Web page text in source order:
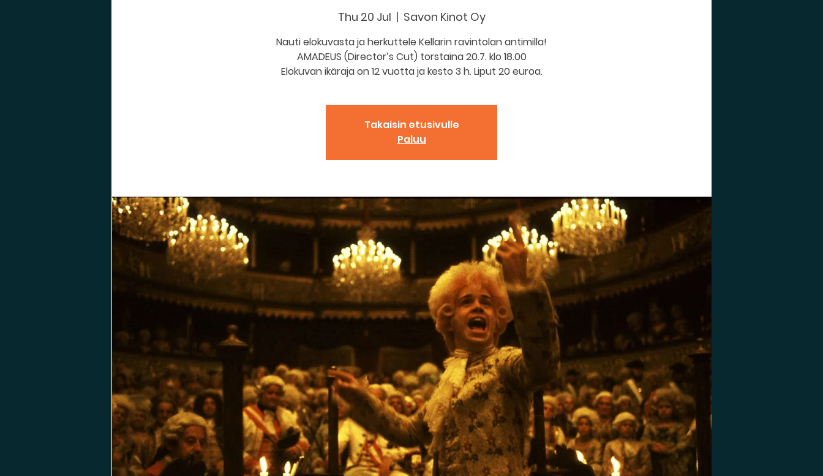
Thu 20 Jul
  |
Savon Kinot Oy
Nauti elokuvasta ja herkuttele Kellarin ravintolan antimilla!
AMADEUS (Director’s Cut) torstaina 20.7. klo 18.00
Elokuvan ikäraja on 12 vuotta ja kesto 3 h. Liput 20 euroa.
Takaisin etusivulle
Paluu